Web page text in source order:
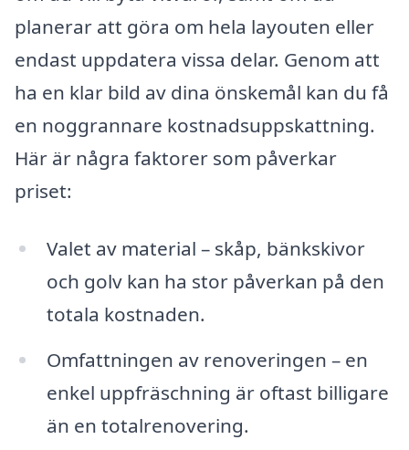
planerar att göra om hela layouten eller
endast uppdatera vissa delar. Genom att
ha en klar bild av dina önskemål kan du få
en noggrannare kostnadsuppskattning.
Här är några faktorer som påverkar
priset:
Valet av material – skåp, bänkskivor
och golv kan ha stor påverkan på den
totala kostnaden.
Omfattningen av renoveringen – en
enkel uppfräschning är oftast billigare
än en totalrenovering.